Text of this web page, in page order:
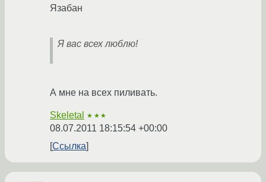
Язабан
Я вас всех люблю!
А мне на всех пиливать.
Skeletal ★★★
08.07.2011 18:15:54 +00:00
Ссылка